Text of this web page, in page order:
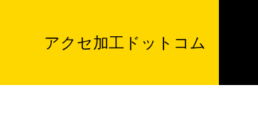
アクセ加工ドットコム